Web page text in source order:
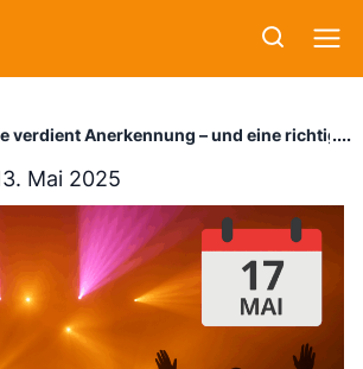
verdient Anerkennung – und eine richtig
Mai 2025